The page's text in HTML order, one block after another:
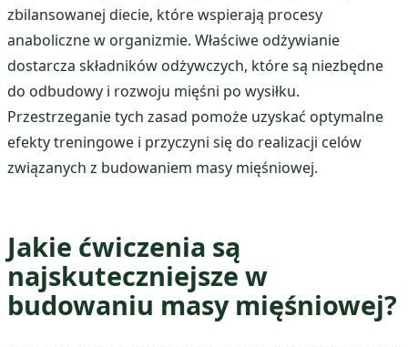
zbilansowanej diecie, które wspierają procesy
anaboliczne w organizmie. Właściwe odżywianie
dostarcza składników odżywczych, które są niezbędne
do odbudowy i rozwoju mięśni po wysiłku.
Przestrzeganie tych zasad pomoże uzyskać optymalne
efekty treningowe i przyczyni się do realizacji celów
związanych z budowaniem masy mięśniowej.
Jakie ćwiczenia są
najskuteczniejsze w
budowaniu masy mięśniowej?